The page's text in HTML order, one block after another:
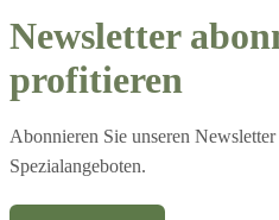
Newsletter
profitieren
Abonnieren Sie unseren
Spezialangeboten.